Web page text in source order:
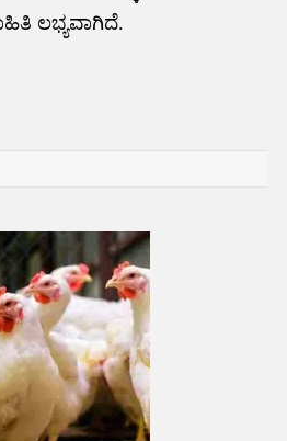
ಲಭ್ಯವಾಗಿದೆ.